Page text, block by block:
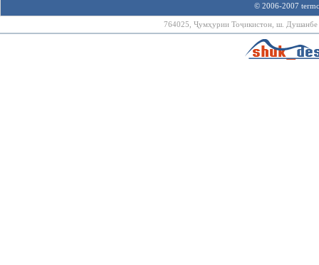
© 2006-2007
764025, Ҷумҳурии Тоҷикистон, ш.